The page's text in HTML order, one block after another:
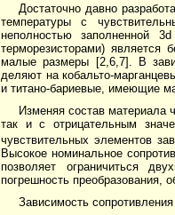
Достаточно давно
температуры с
неполностью заполненной
терморезисторами) является
малые размеры [2,6,7]. В
деляют на кобальто-
и титано-бариевые, имеющие
Изменяя состав материала
так и с отрицательным
чувствительных элементов
Высокое номинальное
позволяет ограничиться
погрешность преоб­разования,
Зависимость